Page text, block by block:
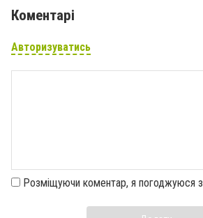
Коментарі
Авторизуватись
Розміщуючи коментар, я погоджуюся з